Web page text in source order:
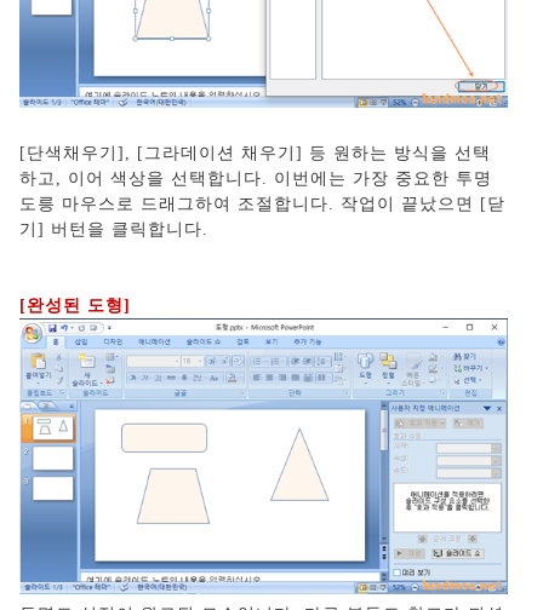
[단색채우기], [그라데이션 채우기] 등 원하는 방식을 선택
하고, 이어 색상을 선택합니다. 이번에는 가장 중요한 투명
도릉 마우스로 드래그하여 조절합니다. 작업이 끝났으면 [닫
기] 버턴을 클릭합니다.
[완성된 도형]